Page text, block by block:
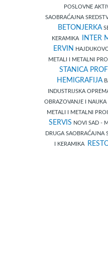
POSLOVNE
SAOBRAĆAJNA
BETONJERKA
KERAMIKA
INTER
ERVIN
METALI I METALNI
STANICA
HEMIGRAFIJA
INDUSTRIJSKA
OBRAZOVANJE I NAUKA
METALI I METALNI
SERVIS NOVI SAD -
DRUGA SAOBRAĆAJNA
I KERAMIKA